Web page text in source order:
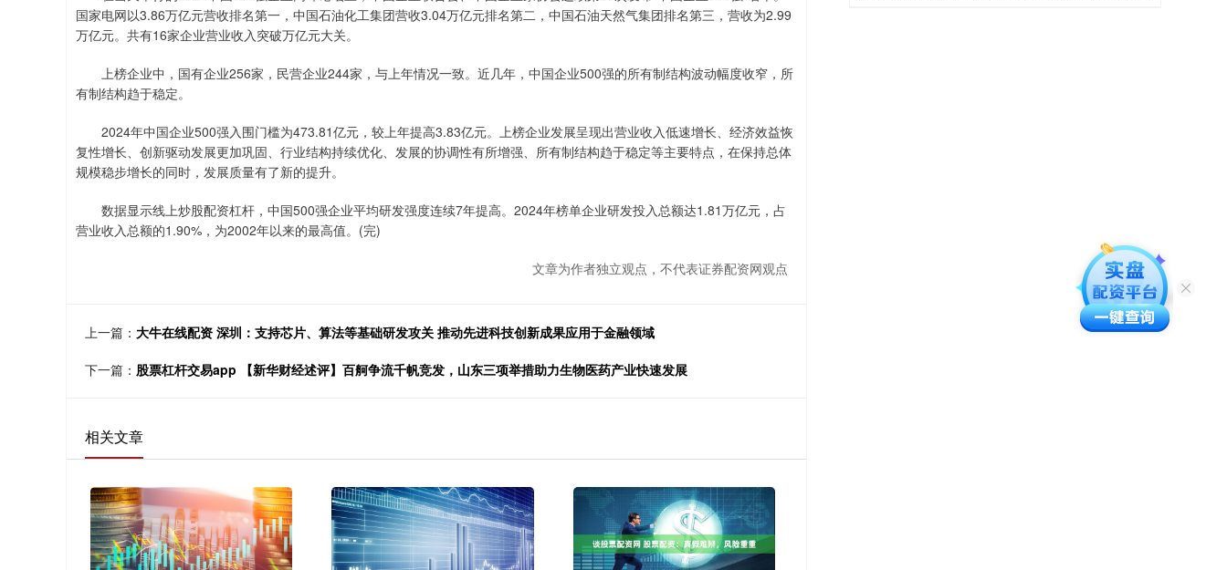
国家电网以3.86万亿元营收排名第一，中国石油化工集团营收3.04万亿元排名第二，中国石油天然气集团排名第三，营收为2.99
万亿元。共有16家企业营业收入突破万亿元大关。
上榜企业中，国有企业256家，民营企业244家，与上年情况一致。近几年，中国企业500强的所有制结构波动幅度收窄，所
有制结构趋于稳定。
2024年中国企业500强入围门槛为473.81亿元，较上年提高3.83亿元。上榜企业发展呈现出营业收入低速增长、经济效益恢
复性增长、创新驱动发展更加巩固、行业结构持续优化、发展的协调性有所增强、所有制结构趋于稳定等主要特点，在保持总体
规模稳步增长的同时，发展质量有了新的提升。
数据显示线上炒股配资杠杆，中国500强企业平均研发强度连续7年提高。2024年榜单企业研发投入总额达1.81万亿元，占
营业收入总额的1.90%，为2002年以来的最高值。(完)
文章为作者独立观点，不代表证券配资网观点
上一篇： 大牛在线配资 深圳：支持芯片、算法等基础研发攻关 推动先进科技创新成果应用于金融领域
下一篇： 股票杠杆交易app 【新华财经述评】百舸争流千帆竞发，山东三项举措助力生物医药产业快速发展
相关文章